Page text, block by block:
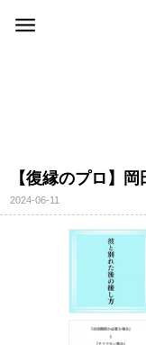
【復縁のプロ】
2024-06-11